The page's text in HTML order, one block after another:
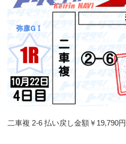
二車複 2-6 払い戻し金額￥19,790円